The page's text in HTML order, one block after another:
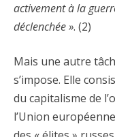
activement à la
déclenchée ». (2)
Mais une autre
s’impose. Elle
du capitalisme de
l’Union